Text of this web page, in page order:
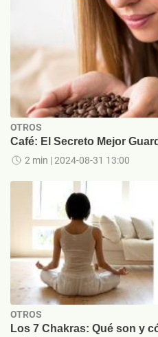
OTROS
Café: El Secreto Mejor
2 min | 2024-08-31 13:00
OTROS
Los 7 Chakras: Qué son y